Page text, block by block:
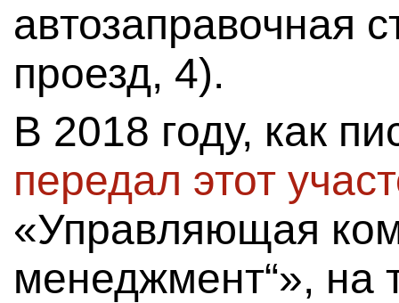
автозаправочная
проезд, 4).
В 2018 году, как
передал этот
«Управляющая
менеджмент“», на